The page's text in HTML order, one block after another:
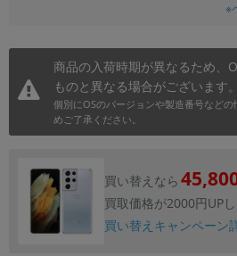
※
商品の入荷時期が異なるため、
ものと異なる場合がございます。
個別にOSのバージョンや製造番号など
めご了承ください。
買い替えなら
買取価格が2000円UPし
買い替えキャンペーン